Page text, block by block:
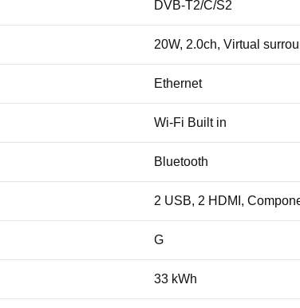
DVB-T2/C/S2
20W, 2.0ch, Virtual
Ethernet
Wi-Fi Built in
Bluetooth
2 USB, 2 HDMI,
G
33 kWh